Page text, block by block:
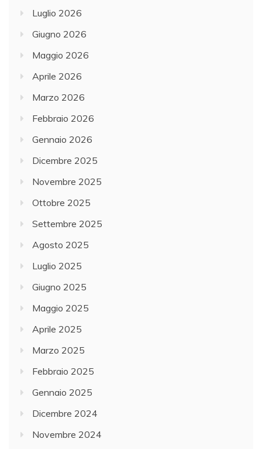
Luglio 2026
Giugno 2026
Maggio 2026
Aprile 2026
Marzo 2026
Febbraio 2026
Gennaio 2026
Dicembre 2025
Novembre 2025
Ottobre 2025
Settembre 2025
Agosto 2025
Luglio 2025
Giugno 2025
Maggio 2025
Aprile 2025
Marzo 2025
Febbraio 2025
Gennaio 2025
Dicembre 2024
Novembre 2024